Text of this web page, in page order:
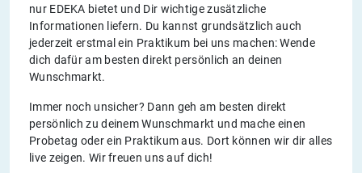
nur EDEKA bietet und Dir wichtige zusätzliche
Informationen liefern. Du kannst grundsätzlich auch
jederzeit erstmal ein Praktikum bei uns machen: Wende
dich dafür am besten direkt persönlich an deinen
Wunschmarkt.
Immer noch unsicher? Dann geh am besten direkt
persönlich zu deinem Wunschmarkt und mache einen
Probetag oder ein Praktikum aus. Dort können wir dir alles
live zeigen. Wir freuen uns auf dich!